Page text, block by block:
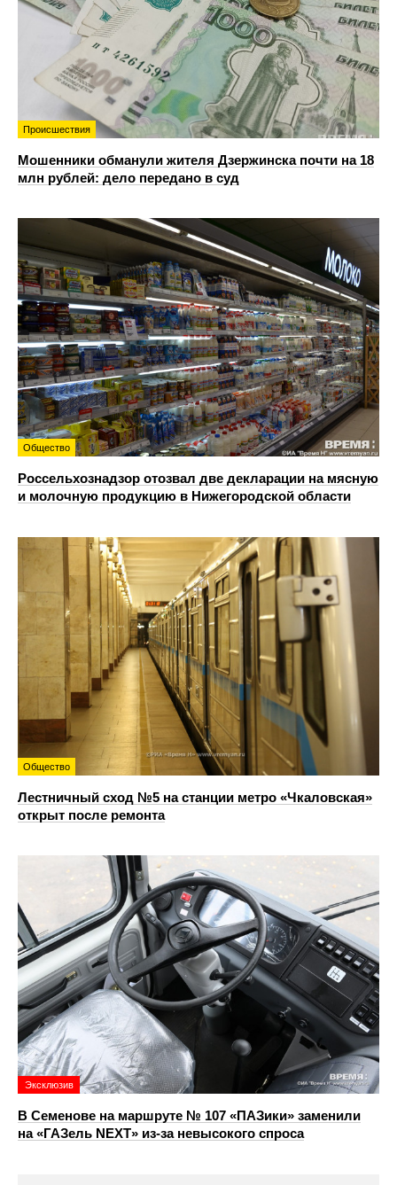
Происшествия
Мошенники обманули жителя Дзержинска почти на 18
млн рублей: дело передано в суд
Общество
Россельхознадзор отозвал две декларации на мясную
и молочную продукцию в Нижегородской области
Общество
Лестничный сход №5 на станции метро «Чкаловская»
открыт после ремонта
Эксклюзив
В Семенове на маршруте № 107 «ПАЗики» заменили
на «ГАЗель NEXT» из‑за невысокого спроса